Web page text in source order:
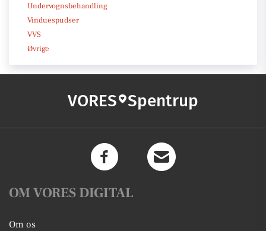
Undervognsbehandling
Vinduespudser
VVS
Øvrige
VORES Spentrup
OM VORES DIGITAL
Om os